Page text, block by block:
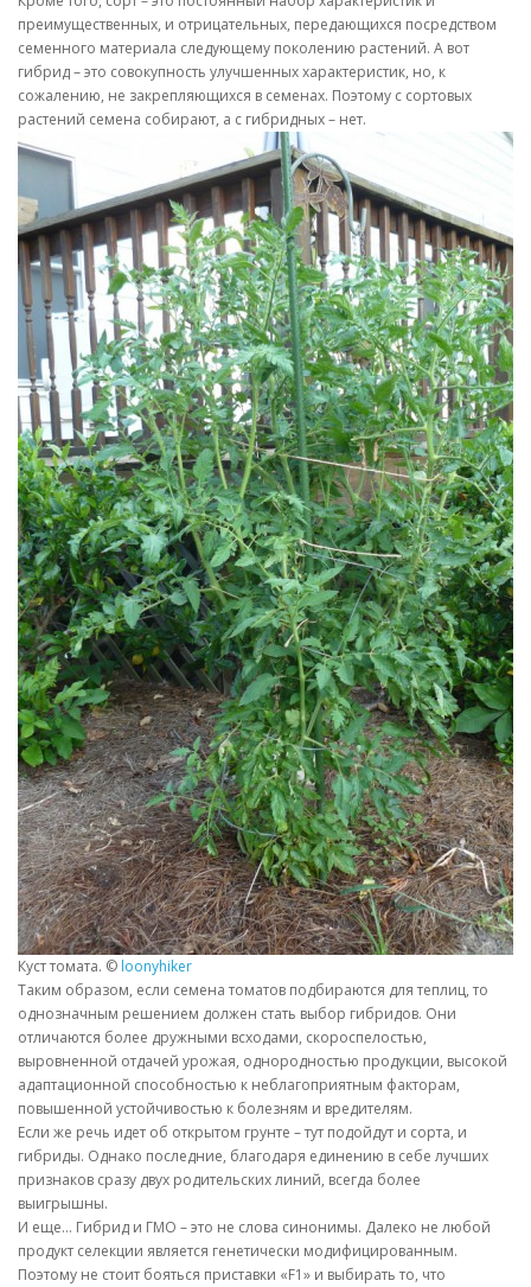
преимущественных, и отрицательных, передающихся посредством
семенного материала следующему поколению растений. А вот
гибрид – это совокупность улучшенных характеристик, но, к
сожалению, не закрепляющихся в семенах. Поэтому с сортовых
растений семена собирают, а с гибридных – нет.
Куст томата. © loonyhiker
Таким образом, если семена томатов подбираются для теплиц, то
однозначным решением должен стать выбор гибридов. Они
отличаются более дружными всходами, скороспелостью,
выровненной отдачей урожая, однородностью продукции, высокой
адаптационной способностью к неблагоприятным факторам,
повышенной устойчивостью к болезням и вредителям.
Если же речь идет об открытом грунте – тут подойдут и сорта, и
гибриды. Однако последние, благодаря единению в себе лучших
признаков сразу двух родительских линий, всегда более
выигрышны.
И еще… Гибрид и ГМО – это не слова синонимы. Далеко не любой
продукт селекции является генетически модифицированным.
Поэтому не стоит бояться приставки «F1» и выбирать то, что